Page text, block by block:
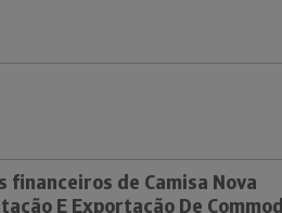
financeiros de Camisa Nova
E Exportação De